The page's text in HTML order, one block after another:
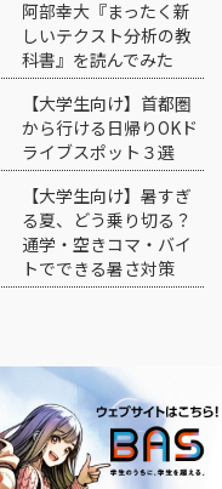
阿部幸大『まったく新
しいテクスト分析の教
科書』を読んでみた
【大学生向け】首都圏
から行ける日帰りOKド
ライブスポット３選
【大学生向け】暑すぎ
る夏、どう乗り切る？
通学・空きコマ・バイ
トでできる暑さ対策